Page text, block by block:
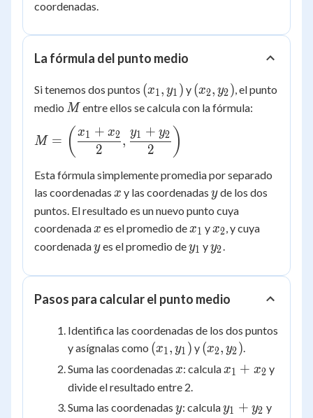
coordenadas.
La fórmula del punto medio
Si tenemos dos puntos (x_1,
y_1)
(x1, y1 ) y (x_2,
y_2)
(x2, y2 ), el punto
medio M
M entre ellos se calcula con la fórmula:
M = \left(
\dfrac{x_1+x_2}
\dfrac{y_1+y_2}
{2} \right)
M = ( 2
x1 + x2 ,
2
y1 + y2 )
Esta fórmula simplemente promedia por separado
las coordenadas x
x y las coordenadas y
yde los dos
puntos. El resultado es un nuevo punto cuya
coordenadax
x es el promedio dex_1
x1 yx_2
x2, y cuya
coordenaday
yes el promedio dey_1
y1 yy_2
y2.
Pasos para calcular el punto medio
Identifica las coordenadas de los dos puntos
y asígnalas como (x_1,
y_1)
(x1, y1 ) y (x_2,
y_2)
(x2, y2 ).
Suma las coordenadas x
x: calculax_1
x_2
x1 + x2 y
divide el resultado entre 2.
Suma las coordenadas y
y: calculay_1
y1 + y2 y